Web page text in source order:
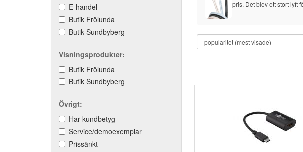
E-handel
Butik Frölunda
Butik Sundbyberg
Visningsprodukter:
Butik Frölunda
Butik Sundbyberg
Övrigt:
Har kundbetyg
Service/demoexemplar
Prissänkt
pris. Det blev ett stort lyft